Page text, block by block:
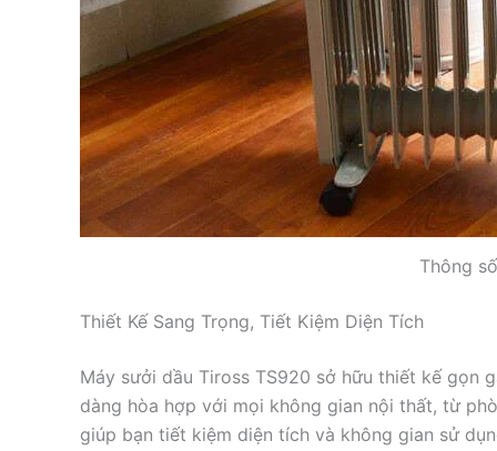
Thông
Thiết Kế Sang Trọng, Tiết Kiệm Diện Tích
Máy sưởi dầu Tiross TS920 sở hữu thiết kế gọn
dàng hòa hợp với mọi không gian nội thất, từ
giúp bạn tiết kiệm diện tích và không gian sử